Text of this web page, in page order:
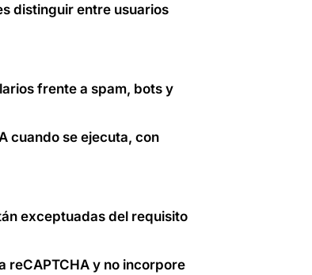
distinguir entre usuarios
frente a spam, bots y
cuando se ejecuta, con
exceptuadas del requisito
reCAPTCHA y no incorpore